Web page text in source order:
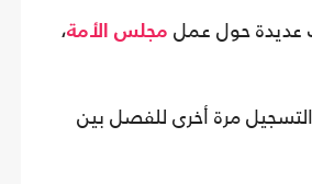
عديدة حول عمل مجلس الأمة،
التسجيل مرة أخرى للفصل بين